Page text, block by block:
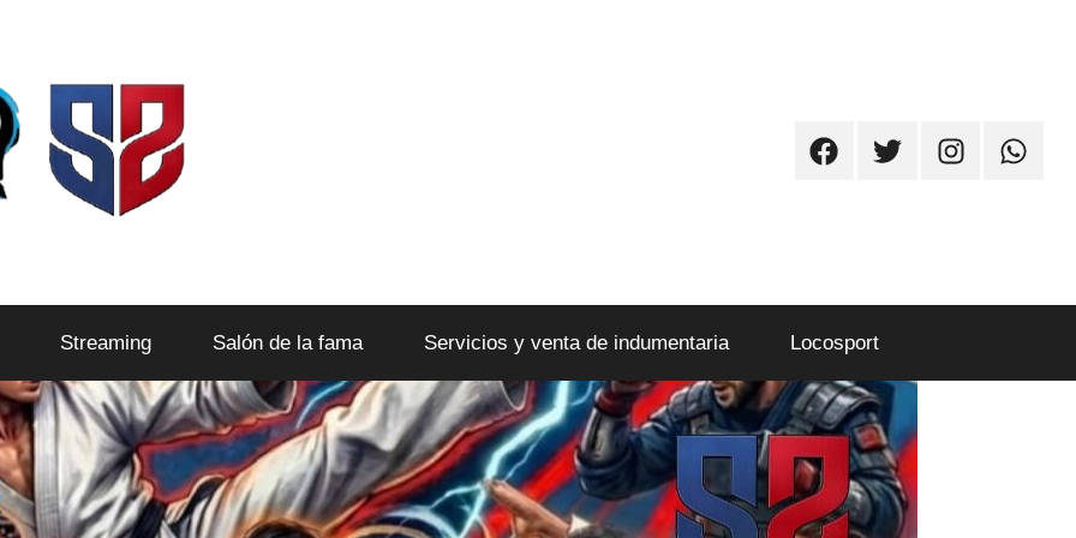
FacebookTwitter Instagram
Streaming Salón de la fama Servicios y venta de indumentaria Locosport